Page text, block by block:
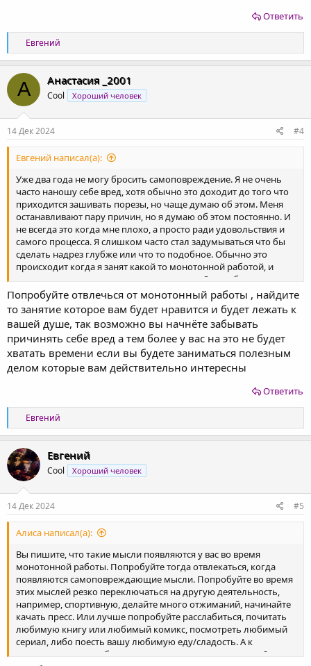
Ответить
Р
е
а
к
ц
и
и
:
Евгений
А Анастасия _2001
Cool Хороший человек
14 Дек 2024 #4
Евгений написал(а):
Уже два года не могу бросить самоповреждение. Я не очень
часто наношу себе вред, хотя обычно это доходит до того что
приходится зашивать порезы, но чаще думаю об этом. Меня
останавливают пару причин, но я думаю об этом постоянно. И
не всегда это когда мне плохо, а просто ради удовольствия и
самого процесса. Я слишком часто стал задумываться что бы
сделать надрез глубже или что то подобное. Обычно это
происходит когда я занят какой то монотонной работой, и
мысли слишком громко в голове говорят. Очень боюсь что
сдерживающие меня факторы перестанут действовать и я
потеряю контроль над собой. И возможно я порой не вижу
проблемы в самоповреждении и не хочу бросать это, но на
подсознательном уровне понимаю что это нужно бросать. Что
мне с этим делать? Как бороться? Я не могу обратиться к
психиатру по причинам
Попробуйте отвлечься от монотонный работы , найдите
то занятие которое вам будет нравится и будет лежать к
вашей душе, так возможно вы начнёте забывать
причинять себе вред а тем более у вас на это не будет
хватать времени если вы будете заниматься полезным
делом которые вам действительно интересны
Ответить
Р
е
а
к
ц
и
и
:
Евгений
Евгений
Cool Хороший человек
14 Дек 2024 #5
Алиса написал(а):
Вы пишите, что такие мысли появляются у вас во время
монотонной работы. Попробуйте тогда отвлекаться, когда
появляются самоповреждающие мысли. Попробуйте во время
этих мыслей резко переключаться на другую деятельность,
например, спортивную, делайте много отжиманий, начинайте
качать пресс. Или лучше попробуйте расслабиться, почитать
любимую книгу или любимый комикс, посмотреть любимый
сериал, либо поесть вашу любимую еду/сладость. А к
психиатру почему обратиться не можете, если не секрет?